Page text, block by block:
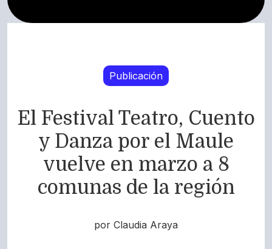
Publicación
El Festival Teatro, Cuento
y Danza por el Maule
vuelve en marzo a 8
comunas de la región
por Claudia Araya